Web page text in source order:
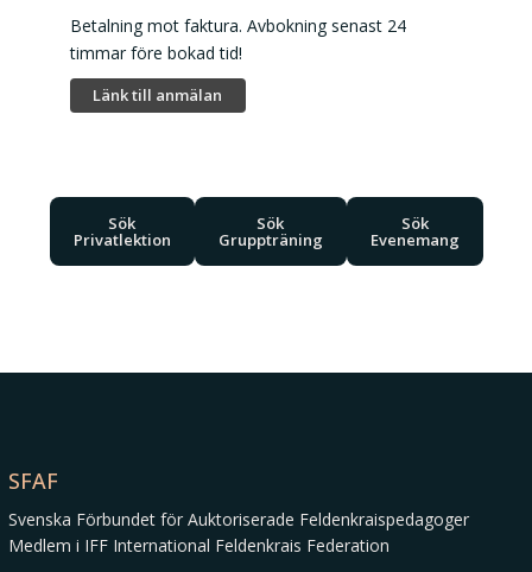
Betalning mot faktura. Avbokning senast 24
timmar före bokad tid!
Länk till anmälan
Sök
Privatlektion
Sök
Gruppträning
Sök
Evenemang
SFAF
Svenska Förbundet för Auktoriserade Feldenkraispedagoger
Medlem i IFF International Feldenkrais Federation